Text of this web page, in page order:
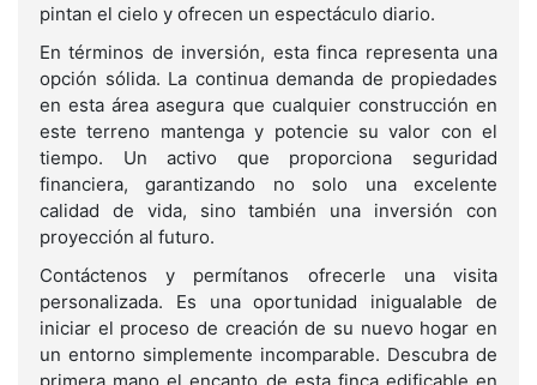
pintan el cielo y ofrecen un espectáculo diario.
En términos de inversión, esta finca representa una
opción sólida. La continua demanda de propiedades
en esta área asegura que cualquier construcción en
este terreno mantenga y potencie su valor con el
tiempo. Un activo que proporciona seguridad
financiera, garantizando no solo una excelente
calidad de vida, sino también una inversión con
proyección al futuro.
Contáctenos y permítanos ofrecerle una visita
personalizada. Es una oportunidad inigualable de
iniciar el proceso de creación de su nuevo hogar en
un entorno simplemente incomparable. Descubra de